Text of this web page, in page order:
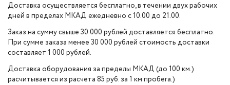
Доставка осуществляется бесплатно, в течении двух рабочих
дней в пределах МКАД ежедневно с 10.00 до 21.00.
Заказ на сумму свыше 30 000 рублей доставляется бесплатно.
При сумме заказа менее 30 000 рублей стоимость доставки
составляет 1 000 рублей.
Доставка оборудования за пределы МКАД (до 100 км.)
расчитывается из расчета 85 руб. за 1 км пробега.)